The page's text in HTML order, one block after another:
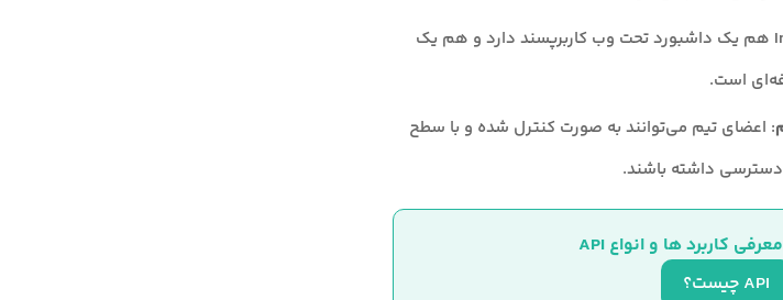
: Infisical هم یک داشبورد تحت وب کاربرپسند دارد و هم یک
است.
: اعضای تیم می‌توانند به صورت کنترل شده و با سطح
داشته باشند.
API چیست؟